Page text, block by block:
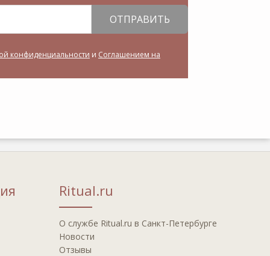
ОТПРАВИТЬ
конфиденциальности и Соглашением на
Ritual.ru
О службе Ritual.ru в Санкт-Петербурге
Новости
Отзывы